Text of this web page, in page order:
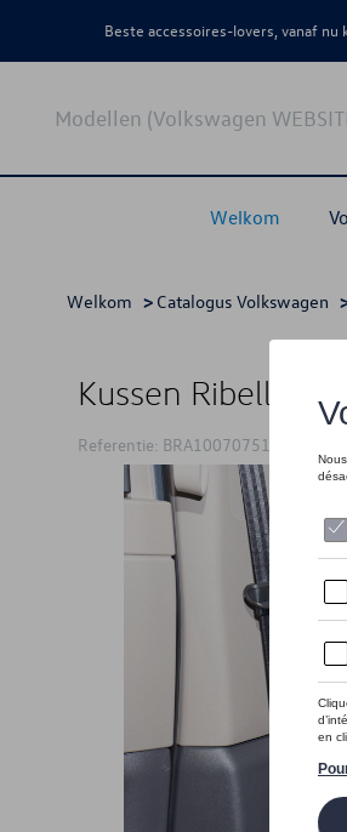
Beste accessoires-lovers, vanaf
Modellen (Volkswagen
Welkom
Welkom > Catalogus Volkswagen
Kussen Ribella
Referentie: BRA100707518